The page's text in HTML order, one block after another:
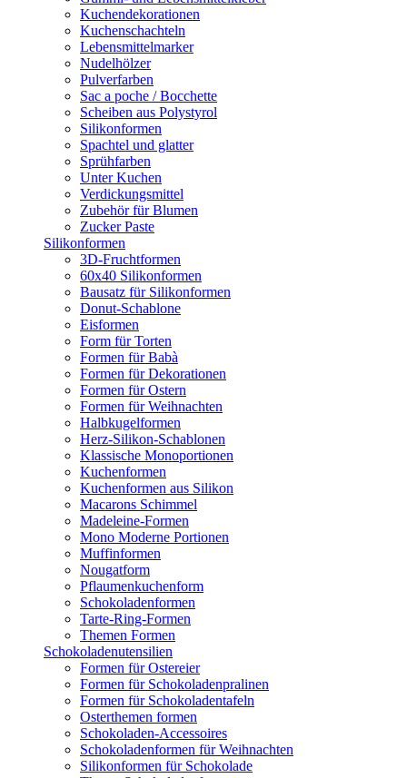
Kuchendekorationen
Kuchenschachteln
Lebensmittelmarker
Nudelhölzer
Pulverfarben
Sac a poche / Bocchette
Scheiben aus Polystyrol
Silikonformen
Spachtel und glatter
Sprühfarben
Unter Kuchen
Verdickungsmittel
Zubehör für Blumen
Zucker Paste
Silikonformen
3D-Fruchtformen
60x40 Silikonformen
Bausatz für Silikonformen
Donut-Schablone
Eisformen
Form für Torten
Formen für Babà
Formen für Dekorationen
Formen für Ostern
Formen für Weihnachten
Halbkugelformen
Herz-Silikon-Schablonen
Klassische Monoportionen
Kuchenformen
Kuchenformen aus Silikon
Macarons Schimmel
Madeleine-Formen
Mono Moderne Portionen
Muffinformen
Nougatform
Pflaumenkuchenform
Schokoladenformen
Tarte-Ring-Formen
Themen Formen
Schokoladenutensilien
Formen für Ostereier
Formen für Schokoladenpralinen
Formen für Schokoladentafeln
Osterthemen formen
Schokoladen-Accessoires
Schokoladenformen für Weihnachten
Silikonformen für Schokolade